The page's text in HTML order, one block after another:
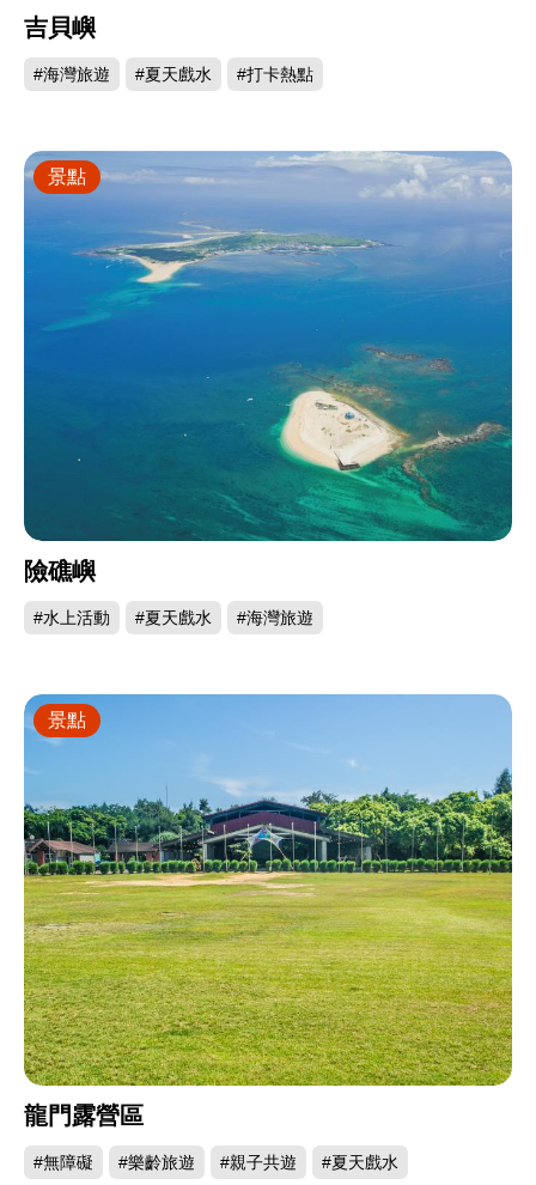
吉貝嶼
#海灣旅遊 #夏天戲水 #打卡熱點
險礁嶼
#水上活動 #夏天戲水 #海灣旅遊
景點
龍門露營區
#無障礙 #樂齡旅遊 #親子共遊 #夏天戲水
景點